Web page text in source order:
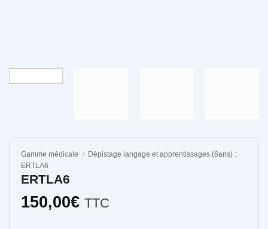
Gamme médicale / Dépistage langage et apprentissages (6ans) :
ERTLA6
ERTLA6
150,00€ TTC